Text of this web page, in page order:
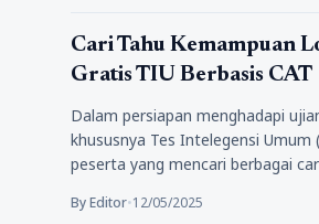
Pendidikan
Cari Tahu Kemampuan
Gratis TIU Berbasis CAT
Dalam persiapan menghadapi
khususnya Tes Intelegensi Umum
peserta yang mencari berbagai
By Editor•12/05/2025